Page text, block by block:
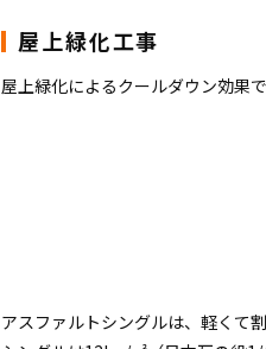
屋上緑化工事
屋上緑化によるクールダウン効果
アスファルトシングルは、軽くて